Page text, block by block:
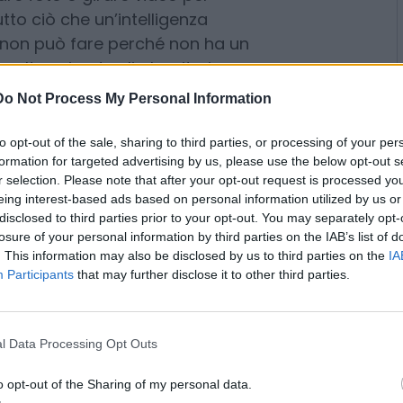
Not Process My Personal Information
opt-out of the sale, sharing to third parties, or processing of your
for targeted advertising by us, please use the below opt-out
selection. Please note that after your opt-out request is processed
interest-based ads based on personal information utilized by us
to third parties prior to your opt-out. You may separately
of your personal information by third parties on the IAB’s list of
This information may also be disclosed by us to third parties on the
Participants that may further disclose it to other third parties.
Data Processing Opt Outs
opt-out of the Sharing of my personal data.
verificare l’esistenza di
sopralluoghi immobiliari,
foto o girare video per
ciò che un’intelligenza
può fare perché non ha un
aziende gli algoritmi
minima. Di certo, non
di analisi. Manca
dall’ingegnere informatico
insieme a Patricia Tani,
trasformare la presenza
profilo, si indica cosa si è
poi si resta in attesa che un
a posizione, disponibilità e